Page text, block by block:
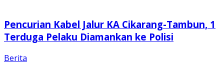
Pencurian Kabel Jalur KA Cikarang-Tambun, 1
Terduga Pelaku Diamankan ke Polisi
Berita